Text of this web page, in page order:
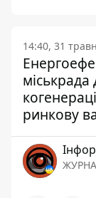
14:40, 31
міськрада
ринкову